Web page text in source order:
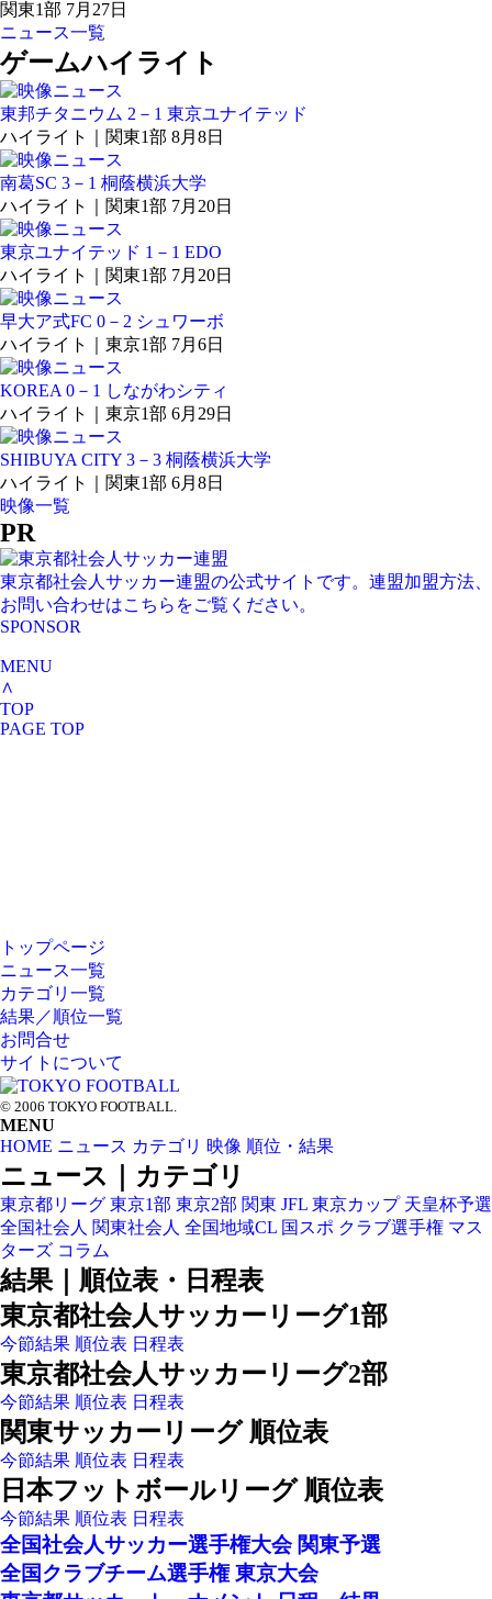
関東1部 7月27日
ニュース一覧
ゲームハイライト
東邦チタニウム 2－1 東京ユナイテッド
ハイライト｜関東1部 8月8日
南葛SC 3－1 桐蔭横浜大学
ハイライト｜関東1部 7月20日
東京ユナイテッド 1－1 EDO
ハイライト｜関東1部 7月20日
早大ア式FC 0－2 シュワーボ
ハイライト｜東京1部 7月6日
KOREA 0－1 しながわシティ
ハイライト｜東京1部 6月29日
SHIBUYA CITY 3－3 桐蔭横浜大学
ハイライト｜関東1部 6月8日
映像一覧
PR
東京都社会人サッカー連盟の公式サイトです。連盟加盟方法、
お問い合わせはこちらをご覧ください。
SPONSOR
MENU
∧
TOP
PAGE TOP
HOME
NEWS
CATEGORY
RANK
PAGETOP
トップページ
ニュース一覧
カテゴリ一覧
結果／順位一覧
お問合せ
サイトについて
© 2006 TOKYO FOOTBALL.
MENU
HOME ニュース カテゴリ 映像 順位・結果
ニュース｜カテゴリ
東京都リーグ 東京1部 東京2部 関東 JFL 東京カップ 天皇杯予選
全国社会人 関東社会人 全国地域CL 国スポ クラブ選手権 マス
ターズ コラム
結果｜順位表・日程表
東京都社会人サッカーリーグ1部
今節結果 順位表 日程表
東京都社会人サッカーリーグ2部
今節結果 順位表 日程表
関東サッカーリーグ 順位表
今節結果 順位表 日程表
日本フットボールリーグ 順位表
今節結果 順位表 日程表
全国社会人サッカー選手権大会 関東予選
全国クラブチーム選手権 東京大会